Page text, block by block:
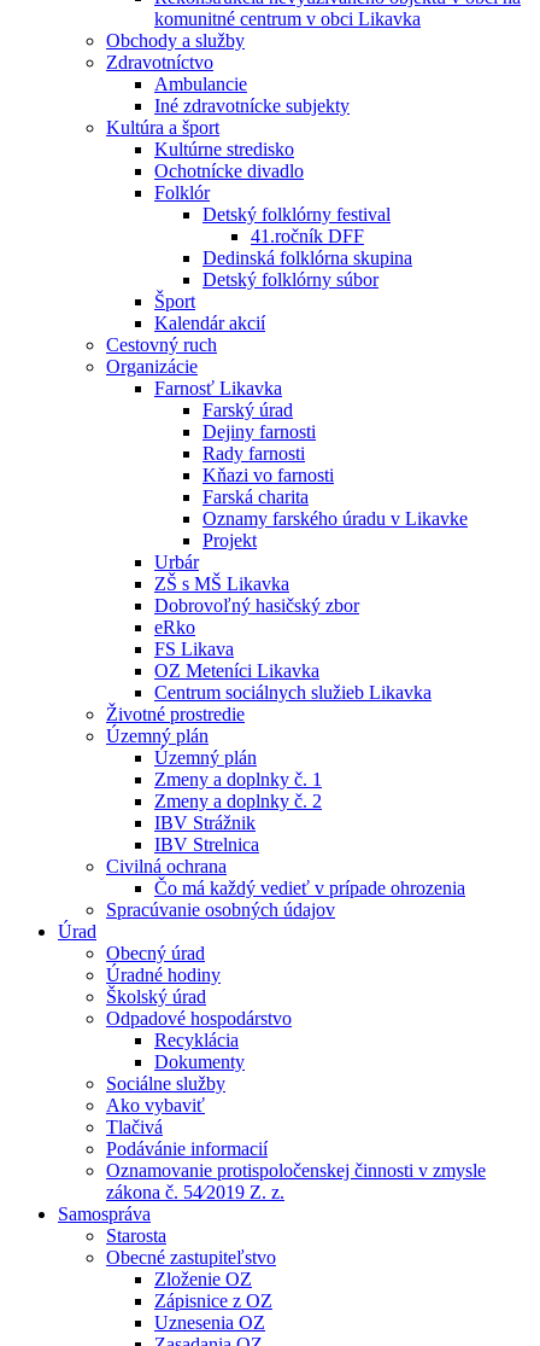
komunitné centrum v obci Likavka
Obchody a služby
Zdravotníctvo
Ambulancie
Iné zdravotnícke subjekty
Kultúra a šport
Kultúrne stredisko
Ochotnícke divadlo
Folklór
Detský folklórny festival
41.ročník DFF
Dedinská folklórna skupina
Detský folklórny súbor
Šport
Kalendár akcií
Cestovný ruch
Organizácie
Farnosť Likavka
Farský úrad
Dejiny farnosti
Rady farnosti
Kňazi vo farnosti
Farská charita
Oznamy farského úradu v Likavke
Projekt
Urbár
ZŠ s MŠ Likavka
Dobrovoľný hasičský zbor
eRko
FS Likava
OZ Meteníci Likavka
Centrum sociálnych služieb Likavka
Životné prostredie
Územný plán
Územný plán
Zmeny a doplnky č. 1
Zmeny a doplnky č. 2
IBV Strážnik
IBV Strelnica
Civilná ochrana
Čo má každý vedieť v prípade ohrozenia
Spracúvanie osobných údajov
Úrad
Obecný úrad
Úradné hodiny
Školský úrad
Odpadové hospodárstvo
Recyklácia
Dokumenty
Sociálne služby
Ako vybaviť
Tlačivá
Podávánie informacií
Oznamovanie protispoločenskej činnosti v zmysle
zákona č. 54⁄2019 Z. z.
Samospráva
Starosta
Obecné zastupiteľstvo
Zloženie OZ
Zápisnice z OZ
Uznesenia OZ